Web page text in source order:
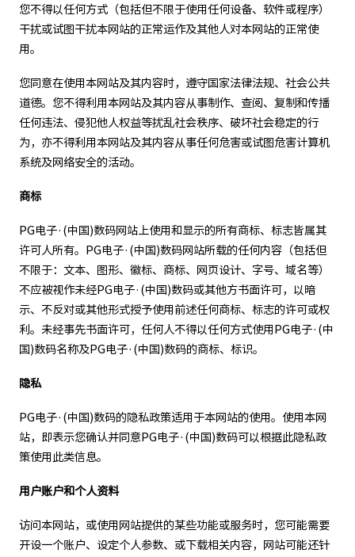
您不得以任何方式（包括但不限于使用任何设备、软件或程序）
干扰或试图干扰本网站的正常运作及其他人对本网站的正常使
用。
您同意在使用本网站及其内容时，遵守国家法律法规、社会公共
道德。您不得利用本网站及其内容从事制作、查阅、复制和传播
任何违法、侵犯他人权益等扰乱社会秩序、破坏社会稳定的行
为，亦不得利用本网站及其内容从事任何危害或试图危害计算机
系统及网络安全的活动。
商标
PG电子·(中国)数码网站上使用和显示的所有商标、标志皆属其
许可人所有。PG电子·(中国)数码网站所载的任何内容（包括但
不限于：文本、图形、徽标、商标、网页设计、字号、域名等）
不应被视作未经PG电子·(中国)数码或其他方书面许可，以暗
示、不反对或其他形式授予使用前述任何商标、标志的许可或权
利。未经事先书面许可，任何人不得以任何方式使用PG电子·(中
国)数码名称及PG电子·(中国)数码的商标、标识。
隐私
PG电子·(中国)数码的隐私政策适用于本网站的使用。使用本网
站，即表示您确认并同意PG电子·(中国)数码可以根据此隐私政
策使用此类信息。
用户账户和个人资料
访问本网站，或使用网站提供的某些功能或服务时，您可能需要
开设一个账户、设定个人参数、或下载相关内容，网站可能还针